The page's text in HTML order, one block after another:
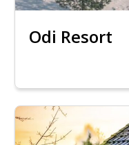
Odi Resort